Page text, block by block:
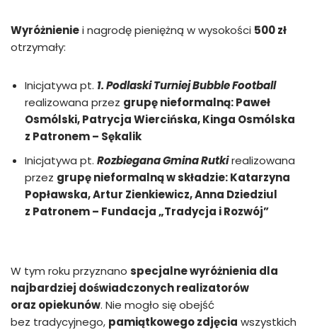
Wyróżnieniei nagrodę pieniężną w wysokości 500 zł
otrzymały:
Inicjatywa pt. 1. Podlaski Turniej Bubble Football
realizowana przez grupę nieformalną: Paweł
Osmólski, Patrycja Wiercińska, Kinga Osmólska
z Patronem – Sękalik
Inicjatywa pt. Rozbiegana Gmina Rutkirealizowana
przez grupę nieformalną w składzie: Katarzyna
Popławska, Artur Zienkiewicz, Anna Dziedziul
z Patronem – Fundacja „Tradycja i Rozwój”
W tym roku przyznano specjalne wyróżnienia dla
najbardziej doświadczonych realizatorów
oraz opiekunów. Nie mogło się obejść
bez tradycyjnego, pamiątkowego zdjęcia wszystkich